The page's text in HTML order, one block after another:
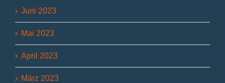
Juni 2023
Mai 2023
April 2023
März 2023